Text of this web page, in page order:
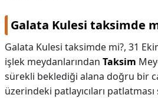
Galata Kulesi taksimde
Galata Kulesi taksimde mi?, 31
işlek meydanlarından Taksim
sürekli beklediği alana doğru bir
üzerindeki patlayıcıları